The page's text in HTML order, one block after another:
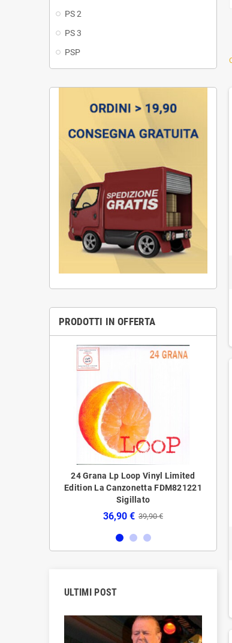
PS 2
PS 3
PSP
PRODOTTI IN OFFERTA
24 Grana ‎‎‎Lp Loop Vinyl Limited
Edition La Canzonetta FDM821221
‎Sigillato
36,90 € 39,90 €
24
ULTIMI POST